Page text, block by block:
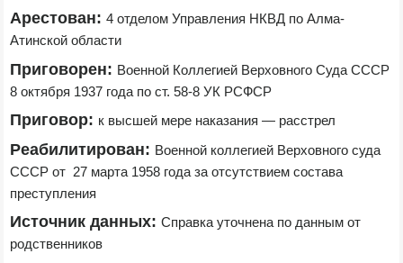
Арестован: 4 отделом Управления НКВД по Алма-
Атинской области
Приговорен: Военной Коллегией Верховного Суда СССР
8 октября 1937 года по ст. 58-8 УК РСФСР
Приговор: к высшей мере наказания — расстрел
Реабилитирован: Военной коллегией Верховного суда
СССР от  27 марта 1958 года за отсутствием состава
преступления
Источник данных: Справка уточнена по данным от
родственников